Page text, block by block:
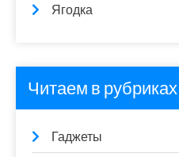
Ягодка
Читаем в рубриках
Гаджеты